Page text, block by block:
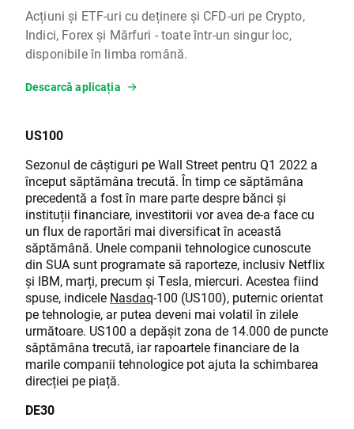
Acțiuni și ETF-uri cu deținere și CFD-uri pe Crypto,
Indici, Forex și Mărfuri - toate într-un singur loc,
disponibile în limba română.
Descarcă aplicația
US100
Sezonul de câștiguri pe Wall Street pentru Q1 2022 a
început săptămâna trecută. În timp ce săptămâna
precedentă a fost în mare parte despre bănci și
instituții financiare, investitorii vor avea de-a face cu
un flux de raportări mai diversificat în această
săptămână. Unele companii tehnologice cunoscute
din SUA sunt programate să raporteze, inclusiv Netflix
și IBM, marți, precum și Tesla, miercuri. Acestea fiind
spuse, indicele Nasdaq-100 (US100), puternic orientat
pe tehnologie, ar putea deveni mai volatil în zilele
următoare. US100 a depășit zona de 14.000 de puncte
săptămâna trecută, iar rapoartele financiare de la
marile companii tehnologice pot ajuta la schimbarea
direcției pe piață.
DE30